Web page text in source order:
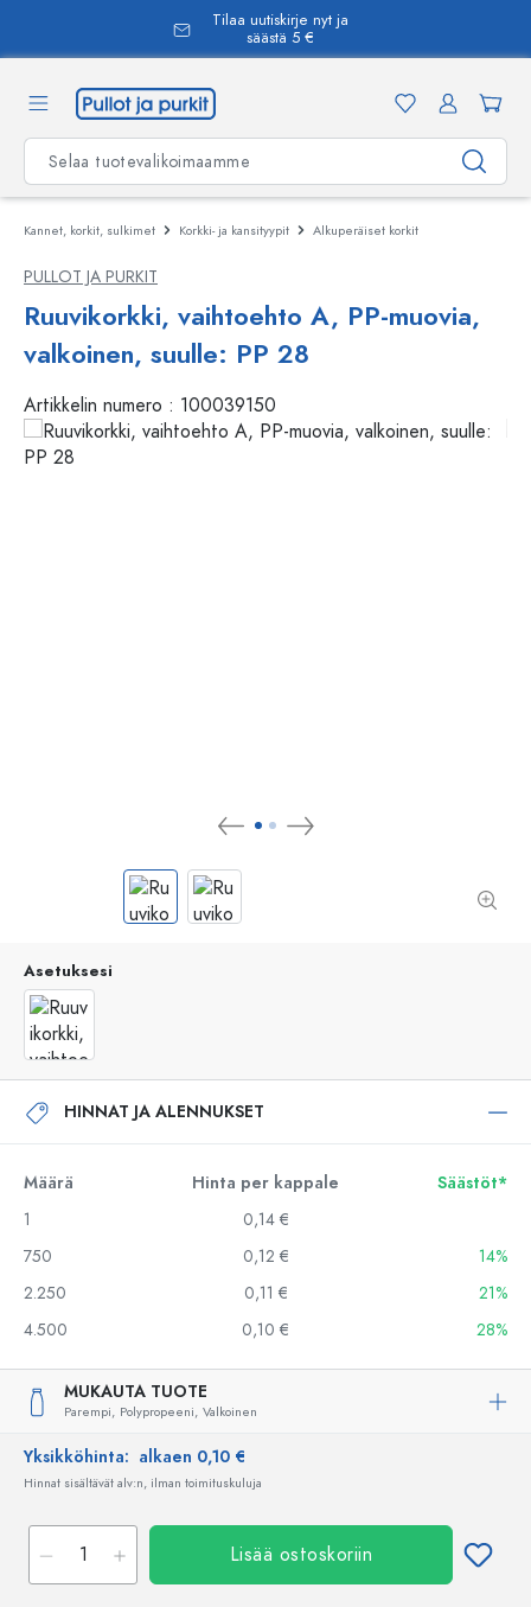
Tilaa uutiskirje nyt ja
säästä 5 €
Kannet, korkit, sulkimet Korkki- ja kansityypit Alkuperäiset korkit
PULLOT JA PURKIT
Ruuvikorkki, vaihtoehto A, PP-muovia,
valkoinen, suulle: PP 28
Artikkelin numero : 100039150
Asetuksesi
HINNAT JA ALENNUKSET
Määrä Hinta per kappale
Säästöt*
1
0,14 €
750
0,12 €
14%
2.250
0,11 €
21%
4.500
0,10 € 28%
MUKAUTA TUOTE
Parempi, Polypropeeni, Valkoinen
Yksikköhinta: alkaen 0,10 €
Hinnat sisältävät alv:n, ilman toimituskuluja
Lisää ostoskoriin